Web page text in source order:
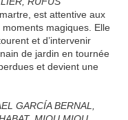
est attentive aux
magiques. Elle
et d’intervenir
de jardin en tournée
et devient une
GARCÍA BERNAL,